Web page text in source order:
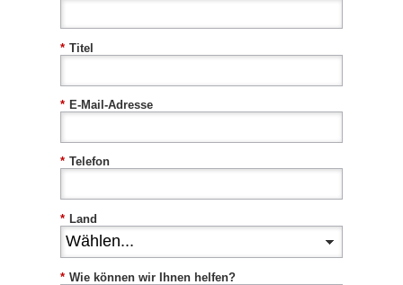
* Titel
* E-Mail-Adresse
* Telefon
* Land
* Wie können wir Ihnen helfen?